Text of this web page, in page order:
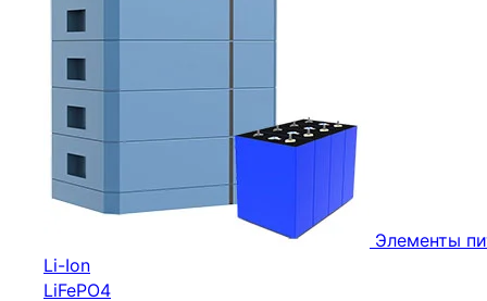
Элементы
Li-Ion
LiFePO4